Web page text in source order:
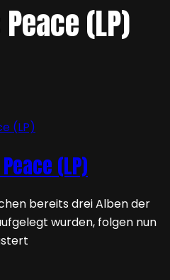
Peace (LP)
(LP)
bereits drei Alben der
wurden, folgen nun